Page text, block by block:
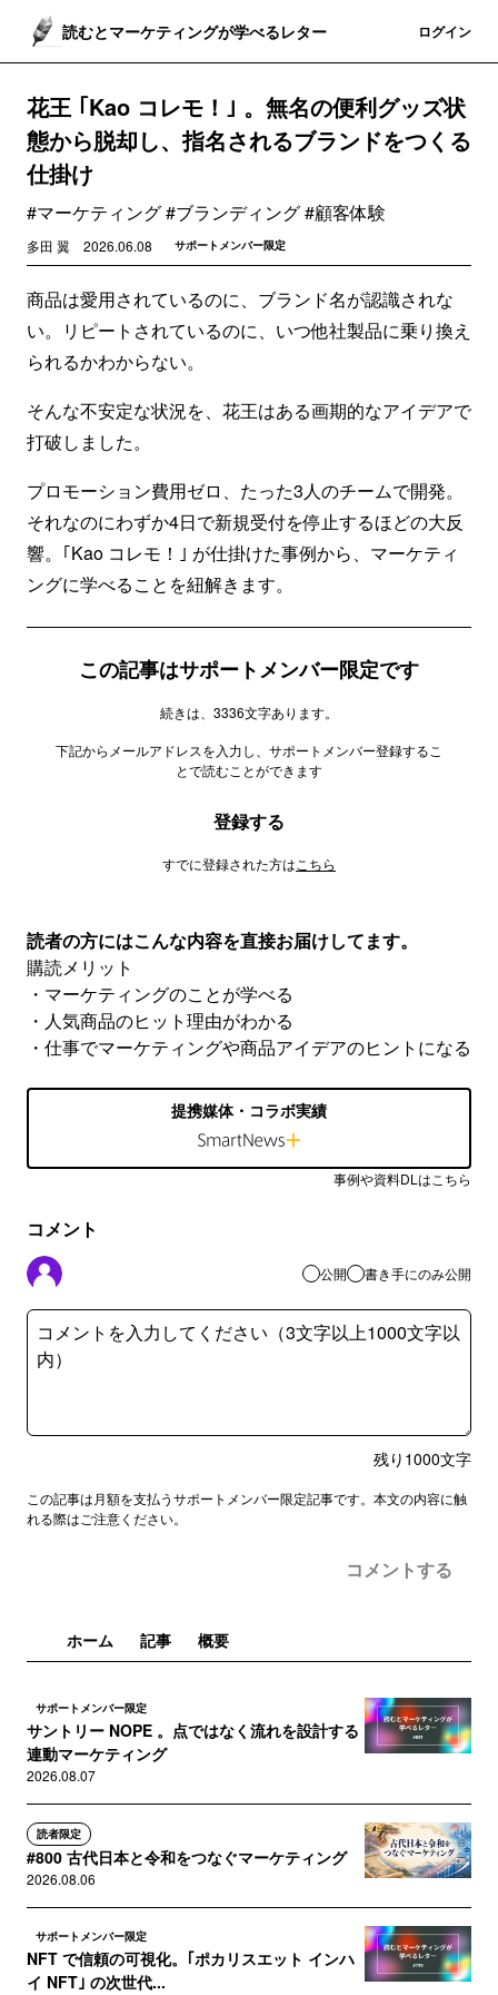
読むとマーケティングが学べるレター ログイン
花王 ｢Kao コレモ！｣ 。無名の便利グッズ状
態から脱却し、指名されるブランドをつくる
仕掛け
#マーケティング #ブランディング #顧客体験
多田 翼 2026.06.08 サポートメンバー限定
商品は愛用されているのに、ブランド名が認識されな
い。リピートされているのに、いつ他社製品に乗り換え
られるかわからない。
そんな不安定な状況を、花王はある画期的なアイデアで
打破しました。
プロモーション費用ゼロ、たった3人のチームで開発。
それなのにわずか4日で新規受付を停止するほどの大反
響。｢Kao コレモ！｣ が仕掛けた事例から、マーケティ
ングに学べることを紐解きます。
この記事はサポートメンバー限定です
続きは、3336文字あります。
下記からメールアドレスを入力し、サポートメンバー登録するこ
とで読むことができます
登録する
すでに登録された方は こちら
読者の方にはこんな内容を直接お届けしてます。
購読メリット
・マーケティングのことが学べる
・人気商品のヒット理由がわかる
・仕事でマーケティングや商品アイデアのヒントになる
提携媒体・コラボ実績
事例や資料DLはこちら
コメント
公開 書き手にのみ公開
残り 1000文字
この記事は月額を支払うサポートメンバー限定記事です。本文の内容に触
れる際はご注意ください。
コメントする
ホーム 記事 概要
サポートメンバー限定
サントリー NOPE 。点ではなく流れを設計する
連動マーケティング
2026.08.07
読者限定
#800 古代日本と令和をつなぐマーケティング
2026.08.06
サポートメンバー限定
NFT で信頼の可視化。｢ポカリスエット インハ
イ NFT｣ の次世代...